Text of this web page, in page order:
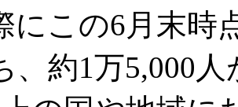
にこの6月末時
、約1万5,000